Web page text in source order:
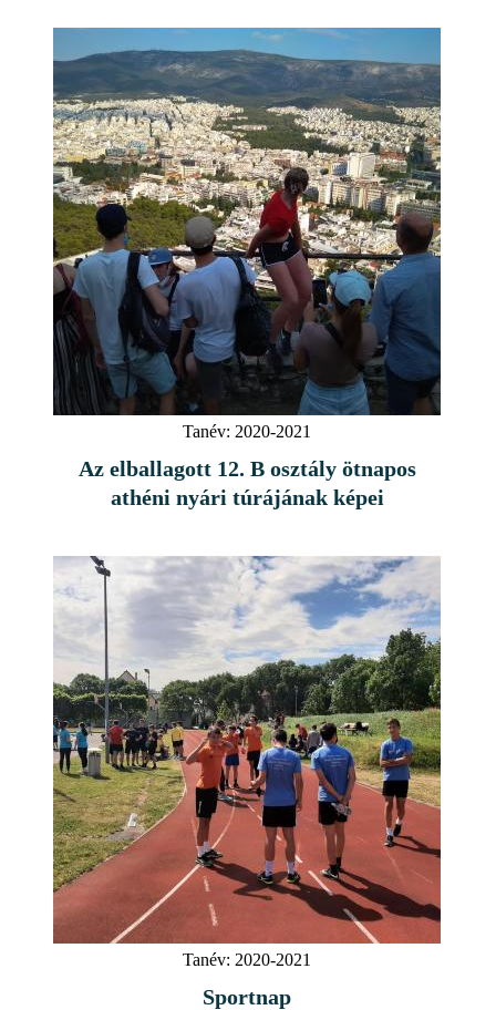
Tanév: 2020-2021
Az elballagott 12. B osztály ötnapos
athéni nyári túrájának képei
Tanév: 2020-2021
Sportnap